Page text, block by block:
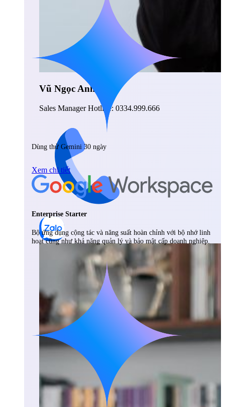
Vũ Ngọc Anh
Sales Manager Hotline: 0334.999.666
Dùng thử Gemini 30 ngày
Xem chi tiết
Enterprise Starter
Bộ ứng dụng cộng tác và năng suất hoàn chỉnh với bộ nhớ linh
hoạt cũng như khả năng quản lý và bảo mật cấp doanh nghiệp.